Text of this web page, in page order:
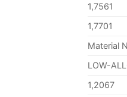
1,7561
1,7701
Material
LOW-
1,2067